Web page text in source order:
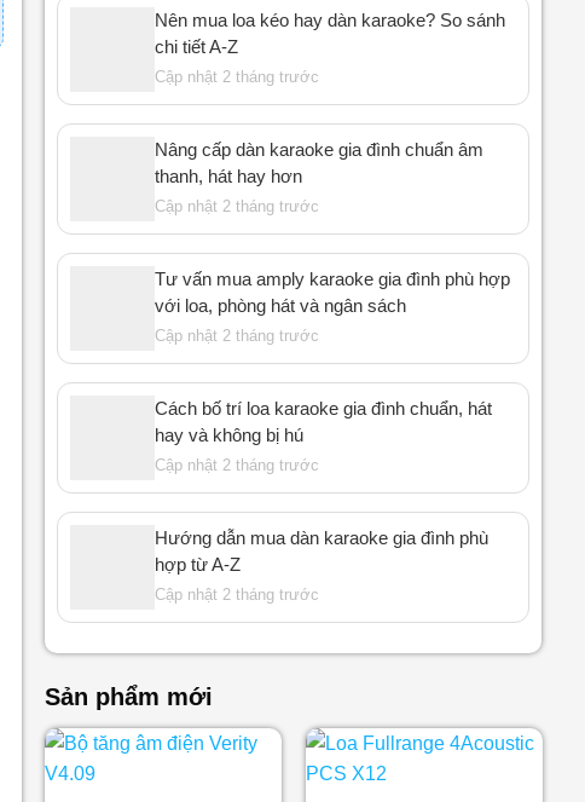
Nên mua loa kéo hay dàn karaoke? So sánh
chi tiết A-Z
Cập nhật 2 tháng trước
Nâng cấp dàn karaoke gia đình chuẩn âm
thanh, hát hay hơn
Cập nhật 2 tháng trước
Tư vấn mua amply karaoke gia đình phù hợp
với loa, phòng hát và ngân sách
Cập nhật 2 tháng trước
Cách bố trí loa karaoke gia đình chuẩn, hát
hay và không bị hú
Cập nhật 2 tháng trước
Hướng dẫn mua dàn karaoke gia đình phù
hợp từ A-Z
Cập nhật 2 tháng trước
Sản phẩm mới